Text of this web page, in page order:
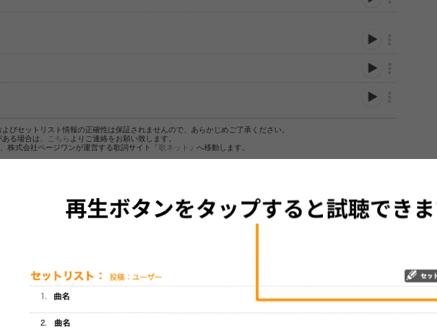
びセットリスト情報の正確性は保証されませんので、あらかじめご了承ください。
る場合は、
こちら よりご連絡をお願い致します。
株式会社ページワンが運営する歌詞サイト「歌ネット 」へ移動します。